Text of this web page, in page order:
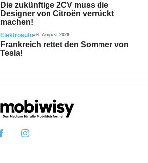
Die zukünftige 2CV muss die
Designer von Citroën verrückt
machen!
Elektroauto 6. August 2026
Frankreich rettet den Sommer von
Tesla!